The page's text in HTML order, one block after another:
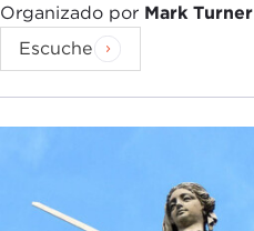
Organizado por Mark Turner
Escuche